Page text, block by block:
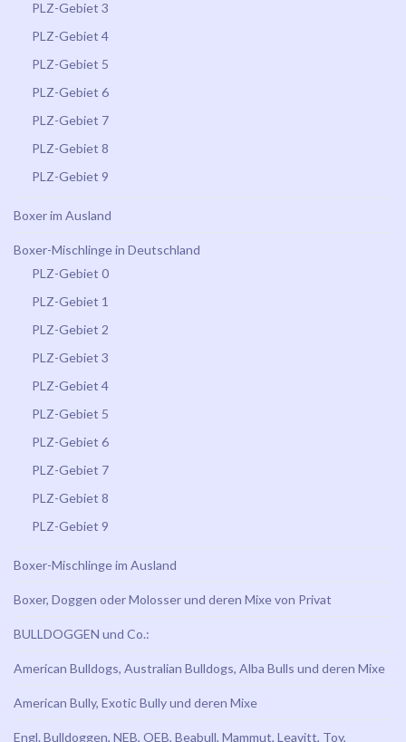
PLZ-Gebiet 3
PLZ-Gebiet 4
PLZ-Gebiet 5
PLZ-Gebiet 6
PLZ-Gebiet 7
PLZ-Gebiet 8
PLZ-Gebiet 9
Boxer im Ausland
Boxer-Mischlinge in Deutschland
PLZ-Gebiet 0
PLZ-Gebiet 1
PLZ-Gebiet 2
PLZ-Gebiet 3
PLZ-Gebiet 4
PLZ-Gebiet 5
PLZ-Gebiet 6
PLZ-Gebiet 7
PLZ-Gebiet 8
PLZ-Gebiet 9
Boxer-Mischlinge im Ausland
Boxer, Doggen oder Molosser und deren Mixe von Privat
BULLDOGGEN und Co.:
American Bulldogs, Australian Bulldogs, Alba Bulls und deren Mixe
American Bully, Exotic Bully und deren Mixe
Engl. Bulldoggen, NEB, OEB, Beabull, Mammut, Leavitt, Toy,